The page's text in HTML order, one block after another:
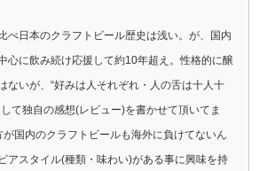
べ日本のクラフトビール歴史は浅い。が、国内
心に飲み続け応援して約10年超え。性格的に醸
ないが、“好みは人それぞれ・人の舌は十人十
て独自の感想(レビュー)を書かせて頂いてま
国内のクラフトビールも海外に負けてないん
アスタイル(種類・味わい)がある事に興味を持